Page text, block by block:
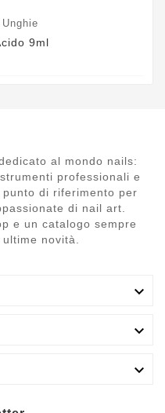
9ml
al mondo nails:
professionali e
di riferimento per
di nail art.
e un catalogo sempre
novità.


